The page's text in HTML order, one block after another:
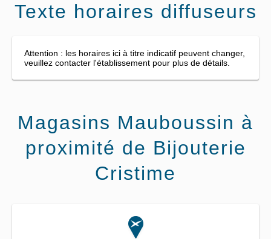
Texte horaires diffuseurs
Attention : les horaires ici à titre indicatif peuvent changer,
veuillez contacter l'établissement pour plus de détails.
Magasins Mauboussin à
proximité de Bijouterie
Cristime